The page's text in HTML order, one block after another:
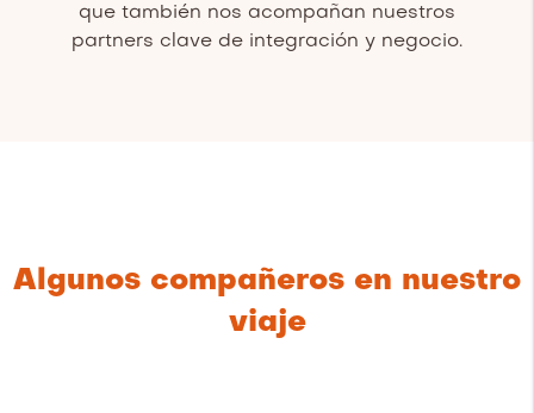
que también nos acompañan nuestros
partners clave de integración y negocio.
Algunos compañeros en nuestro
viaje